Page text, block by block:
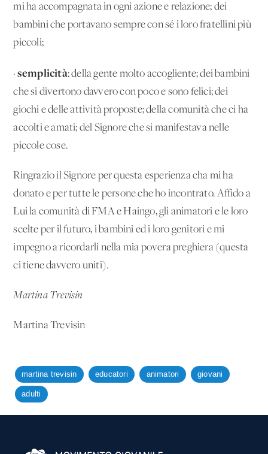
mi ha accompagnata in ogni azione e relazione; dei
bambini che portavano sempre con sé i loro fratellini più
piccoli;
· semplicità: della gente molto accogliente; dei bambini
che si divertono davvero con poco e sono felici; dei
giochi e delle attività proposte; della comunità che ci ha
accolti e amati; del Signore che si manifestava nelle
piccole cose.
Ringrazio il Signore per questa esperienza cha mi ha
donato e per tutte le persone che ho incontrato. Affido a
Lui la comunità di FMA e Haingo, gli animatori e le loro
scelte per il futuro, i bambini ed i loro genitori e mi
impegno a ricordarli nella mia povera preghiera (questa
ci tiene davvero uniti).
Martina Trevisin
Martina Trevisin
martina trevisin educatori animatori giovani
adulti